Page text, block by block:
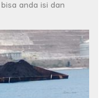
anda isi dan